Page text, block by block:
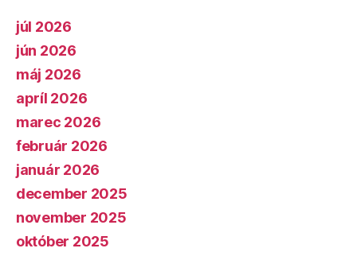
júl 2026
jún 2026
máj 2026
apríl 2026
marec 2026
február 2026
január 2026
december 2025
november 2025
október 2025